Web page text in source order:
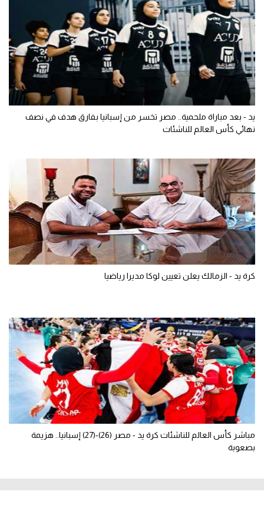
يد - بعد مباراة ملحمية.. مصر تخسر من إسبانيا بفارق هدف في نصف
نهائي كأس العالم للناشئات
كرة يد - الزمالك يعلن تعيين لوكا مديرا رياضيا
مباشر كأس العالم للناشئات كرة يد - مصر (26)-(27) إسبانيا.. هزيمة
بصعوبة